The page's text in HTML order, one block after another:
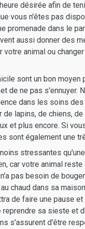
désirée afin de
vous n'êtes pas
promenade dans le
aussi donner des
votre animal ou
sont un bon moyen
de ne pas s'ennuyer.
dans les soins des
de lapins, de chiens, de
et plus encore. Si
sont également une
stressantes
car votre animal reste
pas besoin de
chaud dans sa
de faire une pause
reprendre sa sieste et
s'assurent d'être